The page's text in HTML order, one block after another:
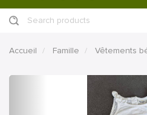
Search products
Accueil Famille Vêtements